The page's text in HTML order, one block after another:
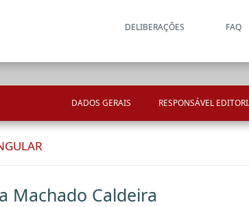
DELIBERAÇÕES FAQ
DADOS GERAIS RESPONSÁVEL
Machado Caldeira